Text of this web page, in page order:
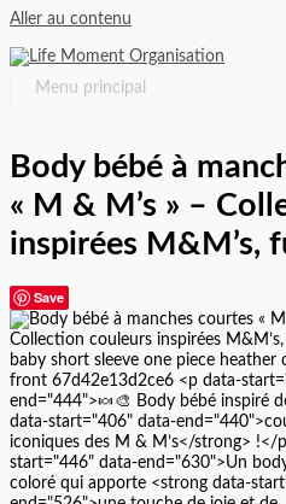
Aller au contenu
Menu principal
Body bébé à
« M & M’s » –
inspirées M&M’s,
Save